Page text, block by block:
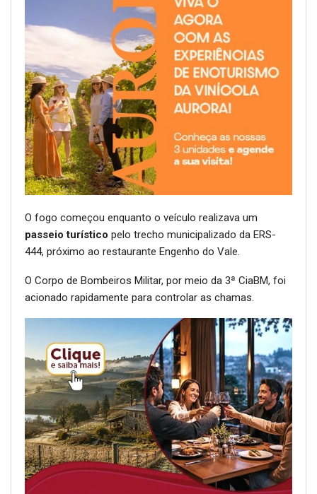
O fogo começou enquanto o veículo realizava um
passeio turístico pelo trecho municipalizado da ERS-
444, próximo ao restaurante Engenho do Vale.
O Corpo de Bombeiros Militar, por meio da 3ª CiaBM, foi
acionado rapidamente para controlar as chamas.